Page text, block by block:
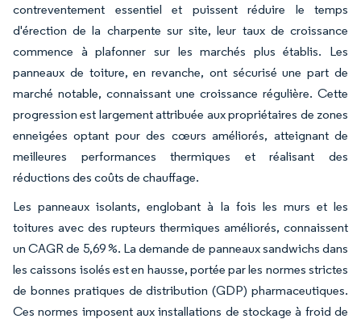
contreventement essentiel et puissent réduire le temps
d'érection de la charpente sur site, leur taux de croissance
commence à plafonner sur les marchés plus établis. Les
panneaux de toiture, en revanche, ont sécurisé une part de
marché notable, connaissant une croissance régulière. Cette
progression est largement attribuée aux propriétaires de zones
enneigées optant pour des cœurs améliorés, atteignant de
meilleures performances thermiques et réalisant des
réductions des coûts de chauffage.
Les panneaux isolants, englobant à la fois les murs et les
toitures avec des rupteurs thermiques améliorés, connaissent
un CAGR de 5,69 %. La demande de panneaux sandwichs dans
les caissons isolés est en hausse, portée par les normes strictes
de bonnes pratiques de distribution (GDP) pharmaceutiques.
Ces normes imposent aux installations de stockage à froid de